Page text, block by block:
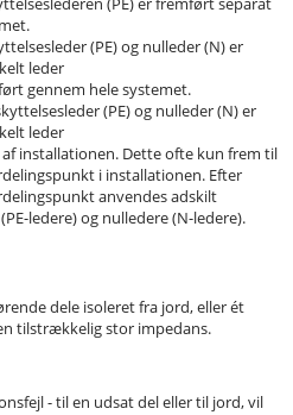
(PE) og nulleder (N) er
leder
gennem hele systemet.
(PE) og nulleder (N) er
leder
af installationen. Dette ofte kun frem til
i installationen. Efter
anvendes adskilt
ledere) og nulledere (N-ledere).
dele isoleret fra jord, eller ét
tilstrækkelig stor impedans.
- til en udsat del eller til jord, vil